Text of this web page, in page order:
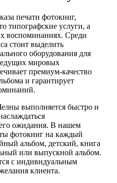
печати фотокниг,
типографские услуги, а
воспоминаниях. Среди
стоит выделить
оборудования для
мировых
премиум-качество
и гарантирует
выполняется быстро и
ожидания. В нашем
фотокниг на каждый
альбом, детский, книга
или выпускной альбом.
с индивидуальным
клиента.